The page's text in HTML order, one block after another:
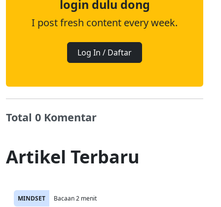
login dulu dong
I post fresh content every week.
Log In / Daftar
Total 0 Komentar
Artikel Terbaru
MINDSET Bacaan 2 menit